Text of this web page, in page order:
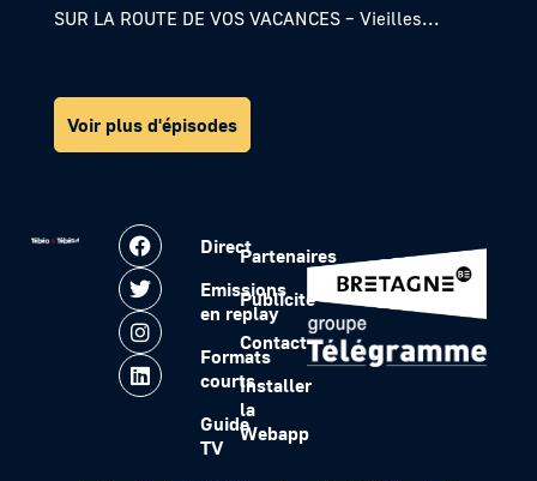
SUR LA ROUTE DE VOS VACANCES – Vieilles...
Voir plus d'épisodes
Direct
Emissions
en replay
Formats
courts
Guide
TV
Partenaires
Publicité
Contact
Installer
la
Webapp